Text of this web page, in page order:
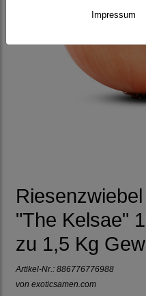
"The Kelsae"
zu 1,5 Kg
Artikel-Nr.: 886776776988
von exoticsamen.com
Impressum